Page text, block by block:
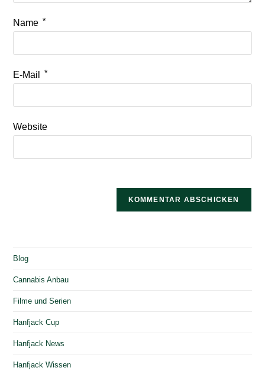
Name *
E-Mail *
Website
Blog
Cannabis Anbau
Filme und Serien
Hanfjack Cup
Hanfjack News
Hanfjack Wissen